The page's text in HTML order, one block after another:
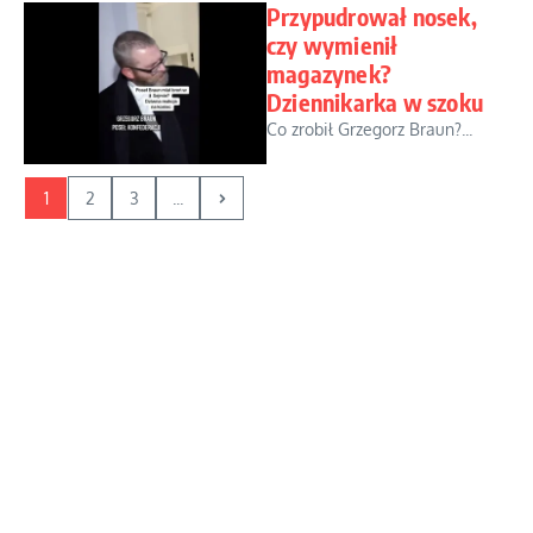
Przypudrował nosek,
czy wymienił
magazynek?
Dziennikarka w szoku
Co zrobił Grzegorz Braun?...
1 2 3